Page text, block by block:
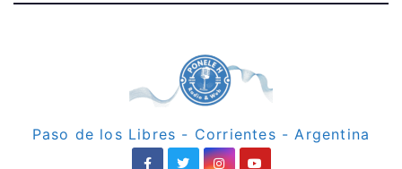
Paso de los Libres - Corrientes - Argentina